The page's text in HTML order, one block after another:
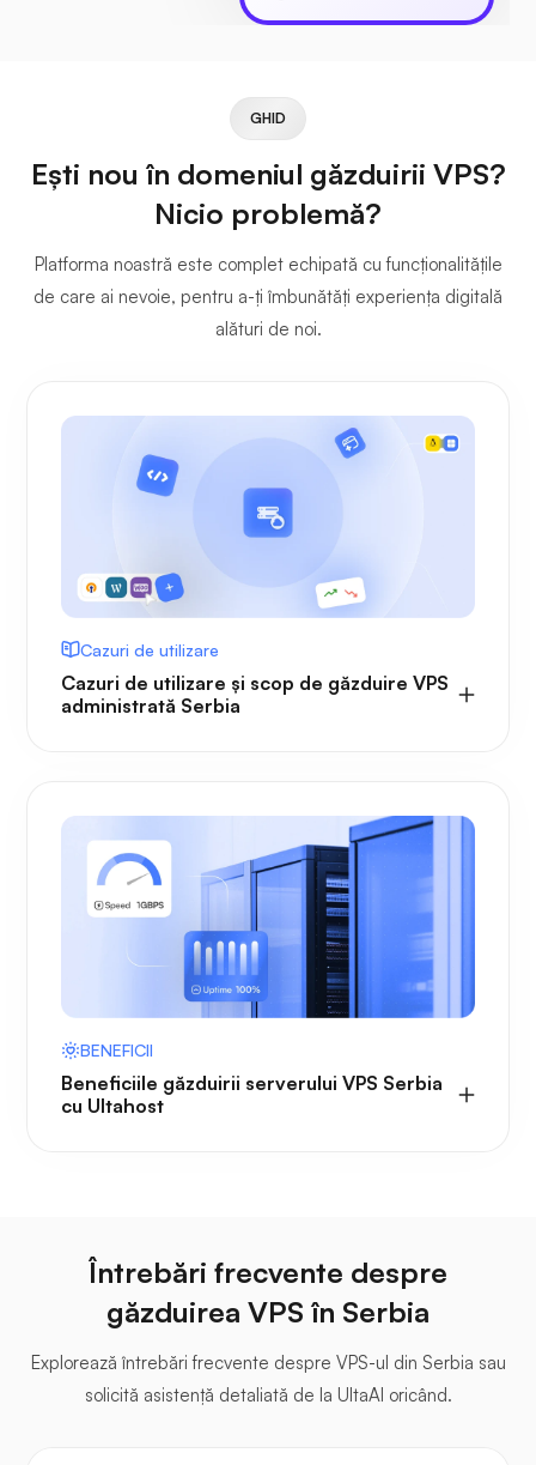
GHID
Ești nou în domeniul găzduirii VPS?
Nicio problemă?
Platforma noastră este complet echipată cu funcționalitățile
de care ai nevoie, pentru a-ți îmbunătăți experiența digitală
alături de noi.
Cazuri de utilizare
Cazuri de utilizare și scop de găzduire VPS
administrată Serbia
BENEFICII
Beneficiile găzduirii serverului VPS Serbia
cu Ultahost
Întrebări frecvente despre
găzduirea VPS în Serbia
Explorează întrebări frecvente despre VPS-ul din Serbia sau
solicită asistență detaliată de la UltaAI oricând.